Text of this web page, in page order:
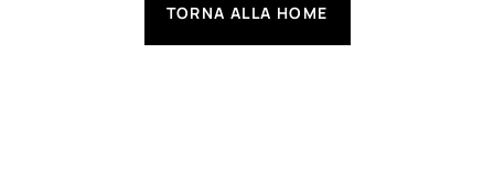
TORNA ALLA HOME